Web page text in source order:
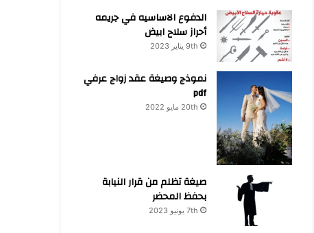
الدفوع الاساسيه في جريمه
أحراز سلاح ابيض
9th يناير 2023
نموذج وصيغة عقد زواج عرفي
pdf
20th مايو 2022
صيغة تظلم من قرار النيابة
بحفظ المحضر
7th يونيو 2023